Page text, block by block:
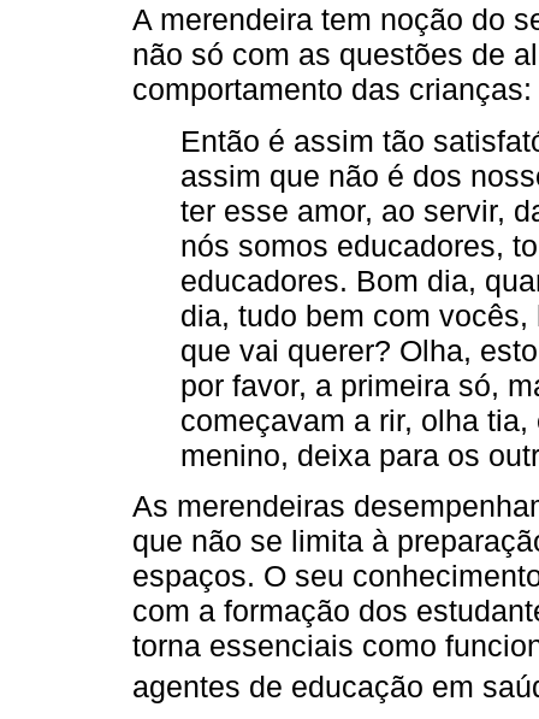
A merendeira tem noção do
não só com as questões de
comportamento das crianças:
Então é assim tão
assim que não é dos
ter esse amor, ao servir,
nós somos educadores,
educadores. Bom dia,
dia, tudo bem com
que vai querer? Olha,
por favor, a primeira só,
começavam a rir, olha
menino, deixa para os
As merendeiras
que não se limita à
espaços. O seu
com a formação dos
torna essenciais como
agentes de educação em